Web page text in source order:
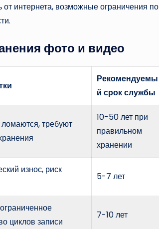
интернета, возможные ограничения по
фото и видео
Рекомендуемы
й срок службы
требуют
10-50 лет при
правильном
хранении
износ, риск
5-7 лет
циклов записи
7-10 лет